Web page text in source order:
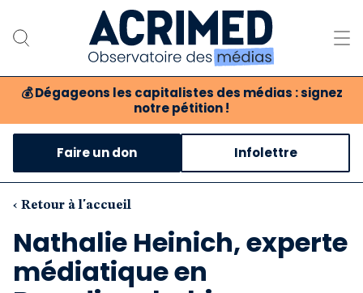
💰 Dégageons les capitalistes des médias : signez
notre pétition !
Notre association
Notre critique des médias
Nos propositions
Notre revue
Boutique
Faire un don Infolettre
‹ Retour à l'accueil
Nathalie Heinich, experte
médiatique en